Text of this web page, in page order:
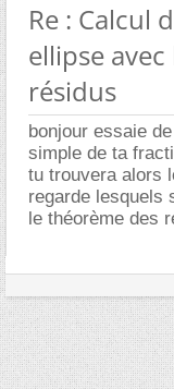
Re : Calcul
ellipse
résidus
bonjour essaie
simple de ta
tu trouvera alors
regarde lesquels
le théorème des